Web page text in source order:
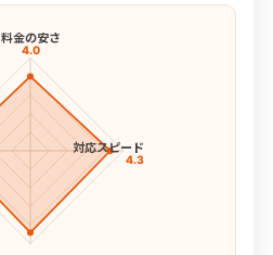
料金の安さ
4.0
対応スピード
4.3